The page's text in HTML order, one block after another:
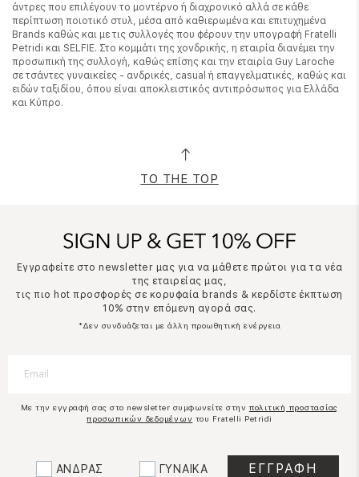
άντρες που επιλέγουν το μοντέρνο ή διαχρονικό αλλά σε κάθε
περίπτωση ποιοτικό στυλ, μέσα από καθιερωμένα και επιτυχημένα
Brands καθώς και με τις συλλογές που φέρουν την υπογραφή Fratelli
Petridi και SELFIE. Στο κομμάτι της χονδρικής, η εταιρία διανέμει την
προσωπική της συλλογή, καθώς επίσης και την εταιρία Guy Laroche
σε τσάντες γυναικείες - ανδρικές, casual ή επαγγελματικές, καθώς και
ειδών ταξιδίου, όπου είναι αποκλειστικός αντιπρόσωπος για Ελλάδα
και Κύπρο.
TO THE TOP
Εγγραφείτε στο newsletter μας για να μάθετε πρώτοι για τα νέα
της εταιρείας μας,
τις πιο hot προσφορές σε κορυφαία brands & κερδίστε έκπτωση
10% στην επόμενη αγορά σας.
*Δεν συνδυάζεται με άλλη προωθητική ενέργεια
Με την εγγραφή σας στο newsletter συμφωνείτε στην πολιτική προστασίας
προσωπικών δεδομένων του Fratelli Petridi
ΑΝΔΡΑΣ ΓΥΝΑΙΚΑ